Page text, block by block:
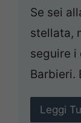
Se sei
stellata,
seguire i
Barbieri.
Leggi